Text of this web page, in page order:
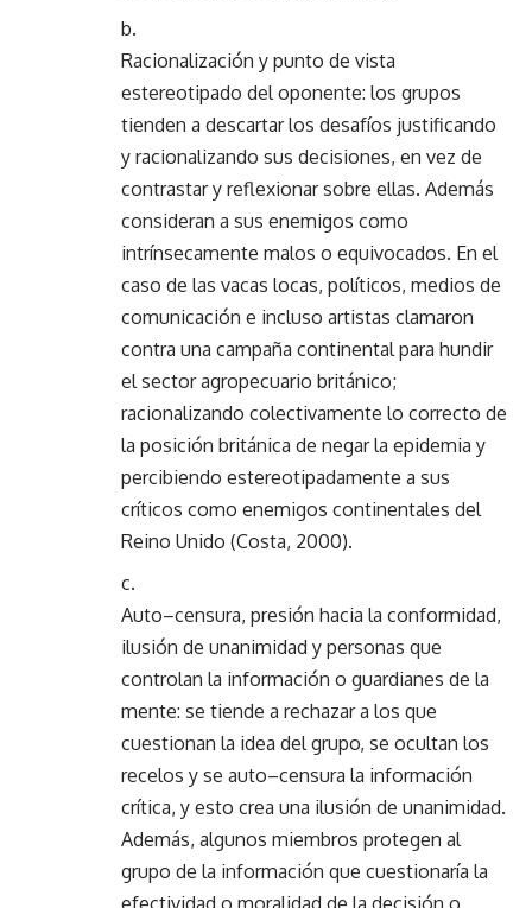
Racionalización y punto de vista
estereotipado del oponente: los grupos
tienden a descartar los desafíos justificando
y racionalizando sus decisiones, en vez de
contrastar y reflexionar sobre ellas. Además
consideran a sus enemigos como
intrínsecamente malos o equivocados. En el
caso de las vacas locas, políticos, medios de
comunicación e incluso artistas clamaron
contra una campaña continental para hundir
el sector agropecuario británico;
racionalizando colectivamente lo correcto de
la posición británica de negar la epidemia y
percibiendo estereotipadamente a sus
críticos como enemigos continentales del
Reino Unido (Costa, 2000).
Auto–censura, presión hacia la conformidad,
ilusión de unanimidad y personas que
controlan la información o guardianes de la
mente: se tiende a rechazar a los que
cuestionan la idea del grupo, se ocultan los
recelos y se auto–censura la información
crítica, y esto crea una ilusión de unanimidad.
Además, algunos miembros protegen al
grupo de la información que cuestionaría la
efectividad o moralidad de la decisión o